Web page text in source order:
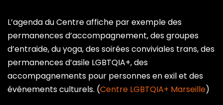
L’agenda du Centre affiche par exemple des
permanences d’accompagnement, des groupes
d’entraide, du yoga, des soirées conviviales trans, des
permanences d’asile LGBTQIA+, des
accompagnements pour personnes en exil et des
événements culturels. (Centre LGBTQIA+ Marseille)